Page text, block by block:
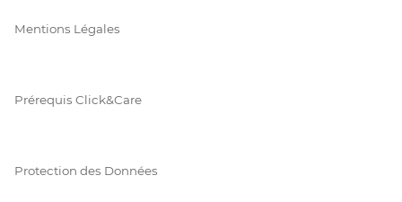
Mentions Légales
Prérequis Click&Care
Protection des Données